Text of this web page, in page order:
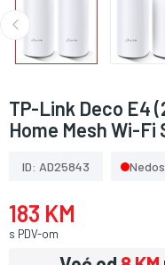
TP-Link Deco E4
Home Mesh Wi-Fi
ID: AD25843
183 KM
s PDV-om